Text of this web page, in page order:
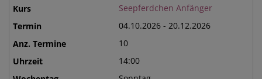
Seepferdchen Anfänger
04.10.2026 - 20.12.2026
10
14:00